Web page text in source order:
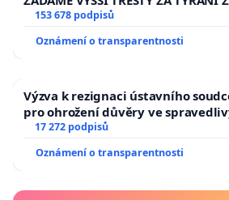
153 678 podpisů
Oznámení o transparentnosti
Výzva k rezignaci ústavního
pro ohrožení důvěry ve
17 272 podpisů
Oznámení o transparentnosti